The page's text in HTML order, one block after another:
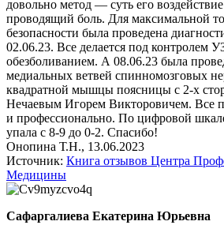
довольно метод — суть его
проводящий боль. Для максимальной
безопасности была проведена
02.06.23. Все делается под контролем
обезболиванием. А 08.06.23 была
медиальных ветвей спинномозговых
квадратной мышцы поясницы с 2-х
Нечаевым Игорем Викторовичем. Все
и профессионально. По цифровой
упала с 8-9 до 0-2. Спасибо!
Онопина Т.Н., 13.06.2023
Источник: Книга отзывов Центра
Медицины
Сафаргалиева Екатерина Юрьевна